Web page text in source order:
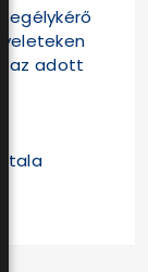
az adott